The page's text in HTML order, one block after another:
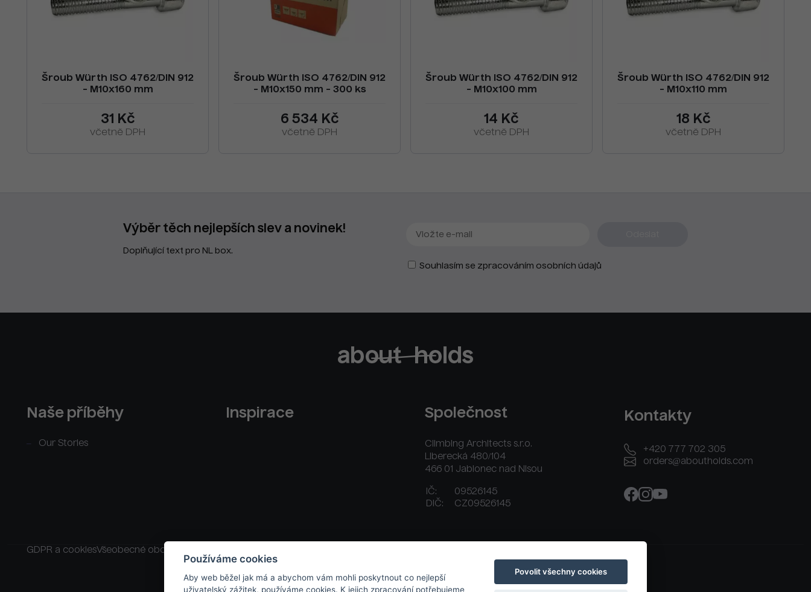
Šroub Würth ISO 4762/DIN 912
- M10x160 mm
31 Kč
včetně DPH
Šroub Würth ISO 4762/DIN 912
- M10x150 mm - 300 ks
6 534 Kč
včetně DPH
Šroub Würth ISO 4762/DIN 912
- M10x100 mm
14 Kč
včetně DPH
Šroub Würth ISO 4762/DIN 912
- M10x110 mm
18 Kč
včetně DPH
Výběr těch nejlepších slev a novinek!
Doplňující text pro NL box.
Souhlasím se zpracováním osobních údajů
Naše příběhy
Our Stories
Inspirace Společnost
Climbing Architects s.r.o.
Liberecká 480/104
466 01 Jablonec nad Nisou
IČ:
09526145
DIČ:
CZ09526145
Kontakty
+420 777 702 305
orders@aboutholds.com
GDPR a cookiesVšeobecné obchodní podmínky
Používáme cookies
Aby web běžel jak má a abychom vám mohli poskytnout co nejlepší
uživatelský zážitek, používáme cookies. K jejich zpracování potřebujeme
Povolit všechny cookies